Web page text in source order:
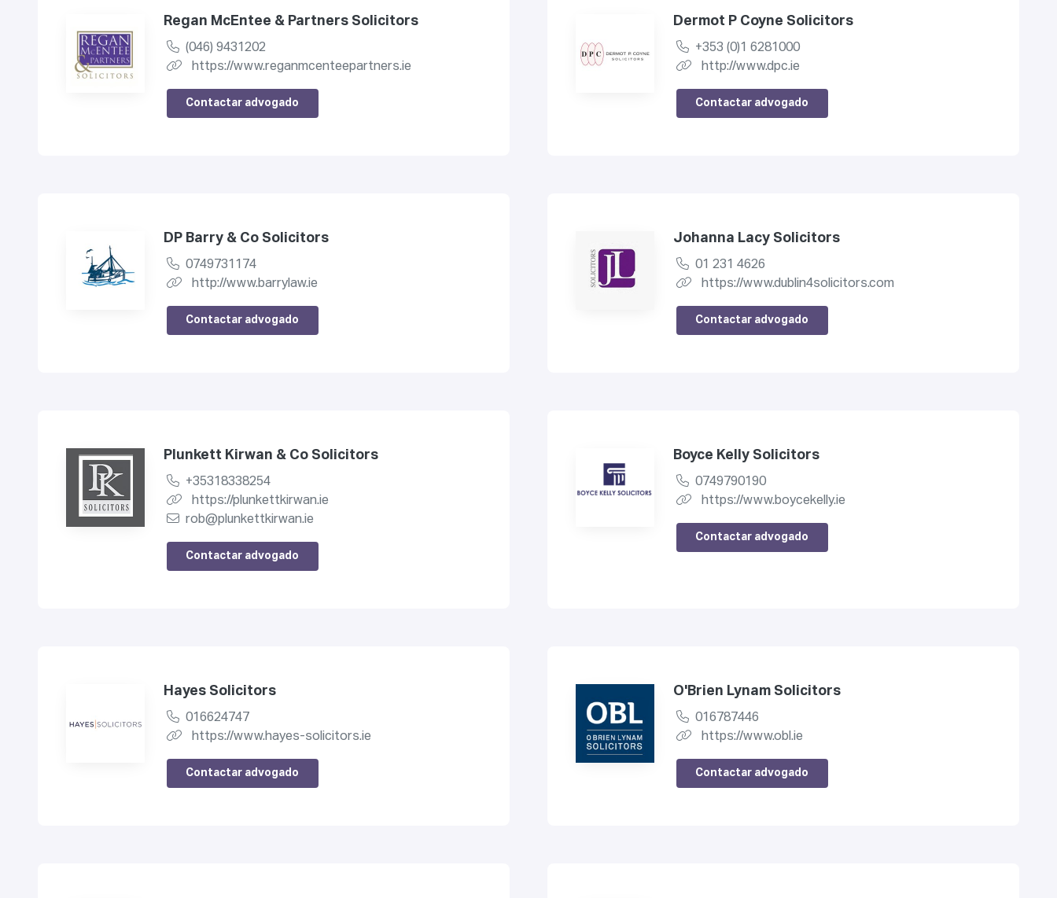
Regan McEntee & Partners Solicitors
(046) 9431202
https://www.reganmcenteepartners.ie
Contactar advogado
Dermot P Coyne Solicitors
+353 (0)1 6281000
http://www.dpc.ie
Contactar advogado
DP Barry & Co Solicitors
0749731174
http://www.barrylaw.ie
Contactar advogado
Johanna Lacy Solicitors
01 231 4626
https://www.dublin4solicitors.com
Contactar advogado
Plunkett Kirwan & Co Solicitors
+35318338254
https://plunkettkirwan.ie
rob@plunkettkirwan.ie
Contactar advogado
Boyce Kelly Solicitors
0749790190
https://www.boycekelly.ie
Contactar advogado
Hayes Solicitors
016624747
https://www.hayes-solicitors.ie
Contactar advogado
O'Brien Lynam Solicitors
016787446
https://www.obl.ie
Contactar advogado